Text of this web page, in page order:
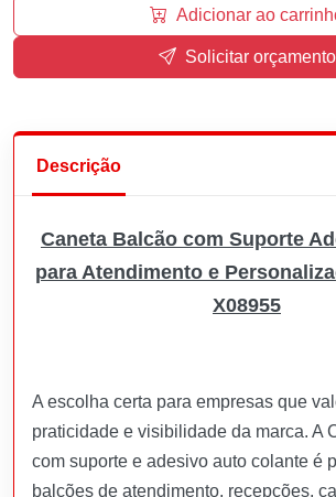
Adicionar ao
Solicitar orçamento
Descrição
Caneta Balcão com Suporte
para Atendimento e
X08955
A escolha certa para empresas que
praticidade e visibilidade da marca. A
com suporte e adesivo auto colante é
balcões de atendimento, recepções,